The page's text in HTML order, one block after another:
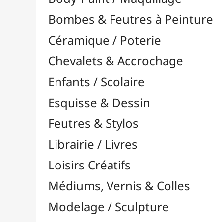
Feutres & Stylos
Librairie / Livres
Loisirs Créatifs
Médiums, Vernis & Colles
Modelage / Sculpture
Peintures / Couleurs
Résines / Moulage
Supports Dessin & Peinture
Blocs & Pochettes
Cartons Entoilés
Cartons Prédessinés
Châssis Entoilés

Grands Papiers & Rouleaux 
Papiers Calque / Transfert